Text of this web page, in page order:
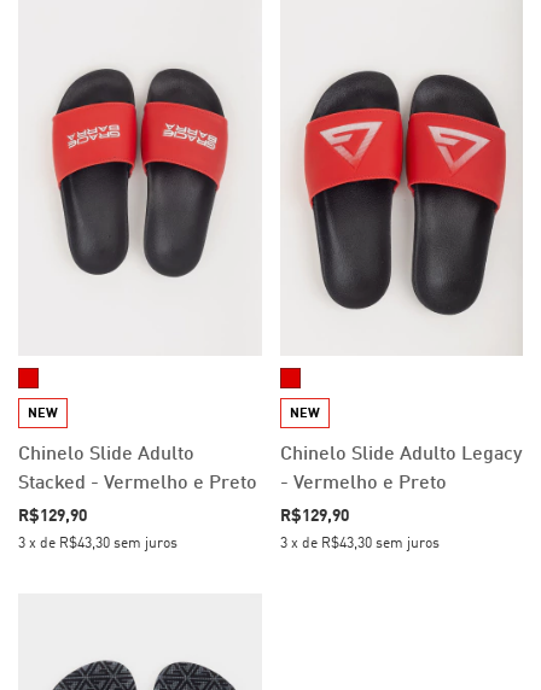
NEW
Chinelo Slide Adulto
Stacked - Vermelho e Preto
R$129,90
3 x de R$43,30 sem juros
NEW
Chinelo Slide Adulto Legacy
- Vermelho e Preto
R$129,90
3 x de R$43,30 sem juros